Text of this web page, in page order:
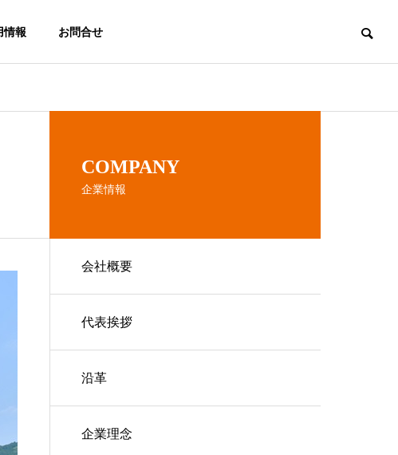
情報 お問合せ
企業理念
ACCESS
アクセス
日田営業所
COMPANY
企業情報
会社概要
代表挨拶
沿革
企業理念